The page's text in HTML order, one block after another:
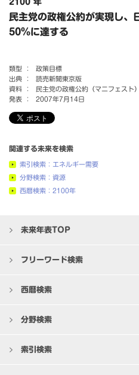
2100 年
民主党の政権公約が実現し、
50％に達する
類型 ：
政策目標
出典 ：
読売新聞東京版
資料 ：
民主党の政権公約（マニフェスト）
発表 ：
2007年7月14日
関連する未来を検索
索引検索：エネルギー需要
分野検索：資源
西暦検索：2100年
未来年表TOP
フリーワード検索
西暦検索
分野検索
索引検索